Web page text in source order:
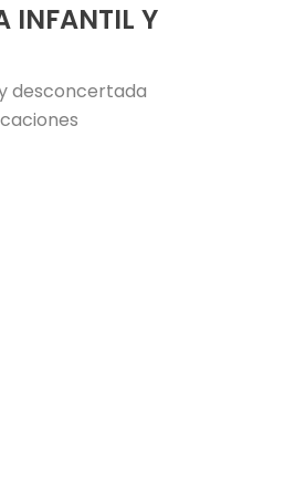
INFANTIL Y
desconcertada